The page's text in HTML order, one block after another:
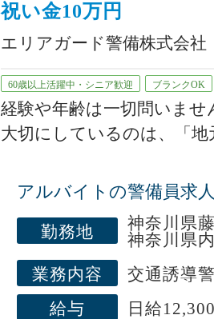
現場は横
あり、で
す。
■直行直帰
現場へは
■若手・女
活躍中。
「警備は
祝い金10万円
エリアガード警備株式会社
60歳以上活躍中・シニア歓迎 ブランクOK
経験や年齢は一切問いませ
大切にしているのは、「地
当社は、地域の安全を守
日々の仕事を通じて、街
未経験からスタートしたス
はじめての方でも安心し
アルバイトの警備員求人
勤務地
神奈川県
神奈川県
業務内容
交通誘導
給与
日給